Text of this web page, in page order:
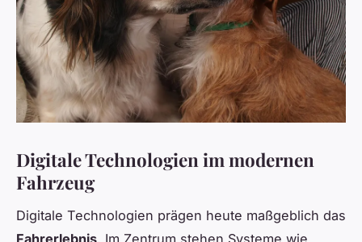
Digitale Technologien im modernen
Fahrzeug
Digitale Technologien prägen heute maßgeblich das
Fahrerlebnis. Im Zentrum stehen Systeme wie